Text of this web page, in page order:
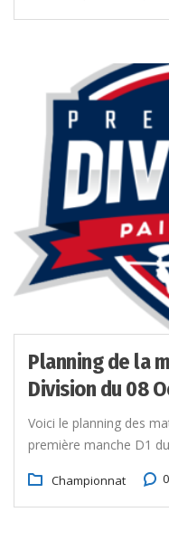
Planning de la
Division du 08
Voici le planning des
première manche D1
Championnat 0